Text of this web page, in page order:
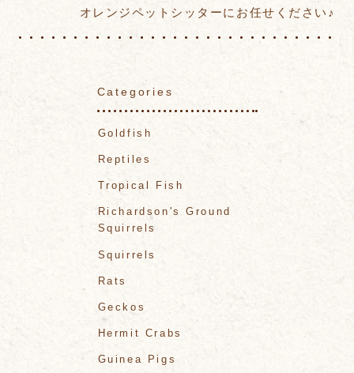
オレンジペットシッターにお任せください♪
Categories
Goldfish
Reptiles
Tropical Fish
Richardson's Ground
Squirrels
Squirrels
Rats
Geckos
Hermit Crabs
Guinea Pigs